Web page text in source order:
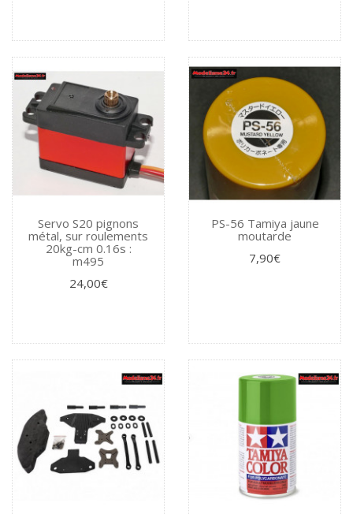
Servo S20 pignons
métal, sur roulements
20kg-cm 0.16s :
m495
24,00€
PS-56 Tamiya jaune
moutarde
7,90€